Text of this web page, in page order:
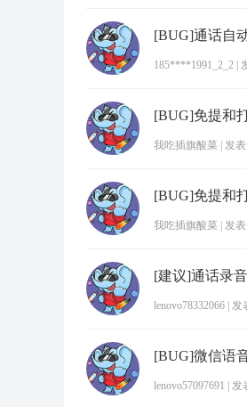
[BUG]通话自
185****1991_2_2
[BUG]免提和
我吃插旗酸菜 发
[BUG]免提和
我吃插旗酸菜 发
lenovo78332066 发
[BUG]微信语
lenovo57097691 发